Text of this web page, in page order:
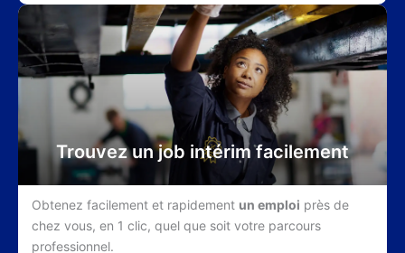
Trouvez un job intérim facilement
Obtenez facilement et rapidement un emploi près de
chez vous, en 1 clic, quel que soit votre parcours
professionnel.